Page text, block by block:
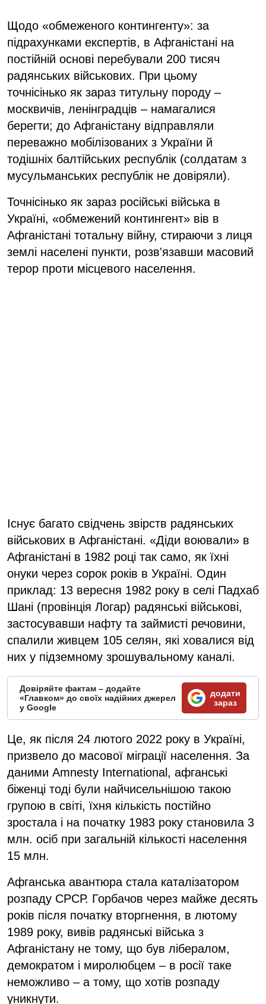
Щодо «обмеженого контингенту»: за
підрахунками експертів, в Афганістані на
постійній основі перебували 200 тисяч
радянських військових. При цьому
точнісінько як зараз титульну породу –
москвичів, ленінградців – намагалися
берегти; до Афганістану відправляли
переважно мобілізованих з України й
тодішніх балтійських республік (солдатам з
мусульманських республік не довіряли).
Точнісінько як зараз російські війська в
Україні, «обмежений контингент» вів в
Афганістані тотальну війну, стираючи з лиця
землі населені пункти, розв'язавши масовий
терор проти місцевого населення.
Існує багато свідчень звірств радянських
військових в Афганістані. «Діди воювали» в
Афганістані в 1982 році так само, як їхні
онуки через сорок років в Україні. Один
приклад: 13 вересня 1982 року в селі Падхаб
Шані (провінція Логар) радянські військові,
застосувавши нафту та займисті речовини,
спалили живцем 105 селян, які ховалися від
них у підземному зрошувальному каналі.
Довіряйте фактам – додайте
«Главком» до своїх надійних джерел
у Google
додати
зараз
Це, як після 24 лютого 2022 року в Україні,
призвело до масової міграції населення. За
даними Amnesty International, афганські
біженці тоді були найчисельнішою такою
групою в світі, їхня кількість постійно
зростала і на початку 1983 року становила 3
млн. осіб при загальній кількості населення
15 млн.
Афганська авантюра стала каталізатором
розпаду СРСР. Горбачов через майже десять
років після початку вторгнення, в лютому
1989 року, вивів радянські війська з
Афганістану не тому, що був лібералом,
демократом і миролюбцем – в росії таке
неможливо – а тому, що хотів розпаду
уникнути.